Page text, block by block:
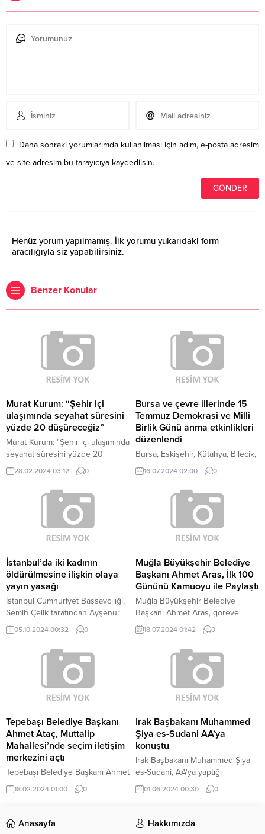
Daha sonraki yorumlarımda kullanılması için adım, e-posta adresim
ve site adresim bu tarayıcıya kaydedilsin.
Henüz yorum yapılmamış. İlk yorumu yukarıdaki form
aracılığıyla siz yapabilirsiniz.
Benzer Konular
Murat Kurum: “Şehir içi
ulaşımında seyahat süresini
yüzde 20 düşüreceğiz”
Murat Kurum: "Şehir içi ulaşımında
seyahat süresini yüzde 20
düşüreceğiz" "Yol Üstü Otopark
Yönetim Sistemi Uygulamasını
hayata geçireceğiz" "İstanbul'un
trafiğinde direksiyon sallayan
herkese eğitimler vereceğiz" İBB
Başkan Adayı Murat Kurum,
Şişli'de Çilesiz İstanbul Tanıtım...
28.02.2024 03:12 0
Bursa ve çevre illerinde 15
Temmuz Demokrasi ve Milli
Birlik Günü anma etkinlikleri
düzenlendi
Bursa, Eskişehir, Kütahya, Bilecik,
Çanakkale, Yalova ile Balıkesir'de
15 Temmuz Demokrasi ve Milli
Birlik Günü anma programları
16.07.2024 02:00 0
İstanbul’da iki kadının
öldürülmesine ilişkin olaya
yayın yasağı
İstanbul Cumhuriyet Başsavcılığı,
Semih Çelik tarafından Ayşenur
Halil ve İkbal Uzuner’i öldürerek
intihar etmesiyle ilgili yürütülen
soruşturma kapsamında İstanbul
1. Sulh Ceza Hakimliği tarafından
yayın yasağı kararı getirildi.
İstanbul Cumhuriyet
Başsavcılığı’nın talep yazısında,
toplum sağlığı ve ahlakı ile kamu
düzeninin bozulması riskinin
meydana geldiği bu nedenle...
05.10.2024 00:32 0
Muğla Büyükşehir Belediye
Başkanı Ahmet Aras, İlk 100
Gününü Kamuoyu ile Paylaştı
Muğla Büyükşehir Belediye
Başkanı Ahmet Aras, göreve
geldiği ilk 100 günün
değerlendirmesini kamuoyu ile
paylaştı. '100 Günde Neler
Yapılabilir' başlığı ile düzenlenen
tanıtım töreninde Aras,
seçimlerden sonra başlattıkları
birçok hizmeti ve projeyi anlattı.
dönemin tecrübesi ile sizlerin
karşısına çıkacak kadar hizmet
biriktirdik. Asıl farkı bundan
sonra...
18.07.2024 01:42 0
Tepebaşı Belediye Başkanı
Ahmet Ataç, Muttalip
Mahallesi’nde seçim iletişim
merkezini açtı
Tepebaşı Belediye Başkanı Ahmet
Ataç, Muttalip Mahallesi’ndeki
seçim iletişim merkezini açtı.
seslenen Başkan Ataç, “Buradaki
belediye hizmet binamızın yanına
18.02.2024 01:00 0
Irak Başbakanı Muhammed
Şiya es-Sudani AA’ya
konuştu
Irak Başbakanı Muhammed Şiya
es-Sudani, AA'ya yaptığı
açıklamada, Irak'ın Doğu ile Batı
arasında tarihi ticaret güzergahı
Projesi'yle canlanacağını
belirterek, "Kalkınma Yolu Projesi,
01.06.2024 00:30 0
Anasayfa Hakkımızda